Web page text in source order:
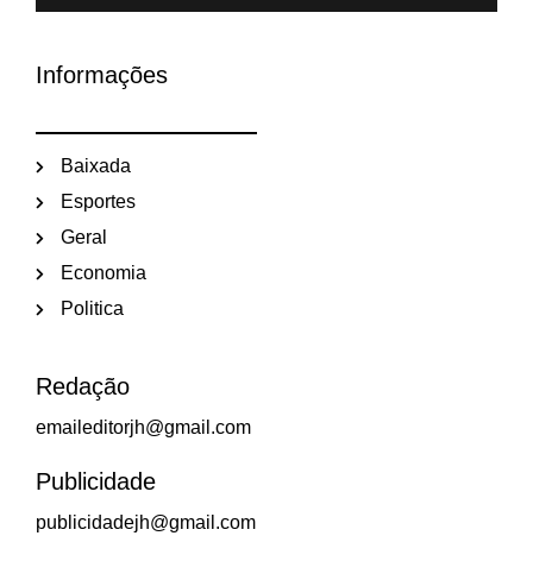
Informações
Baixada
Esportes
Geral
Economia
Politica
Redação
emaileditorjh@gmail.com
Publicidade
publicidadejh@gmail.com